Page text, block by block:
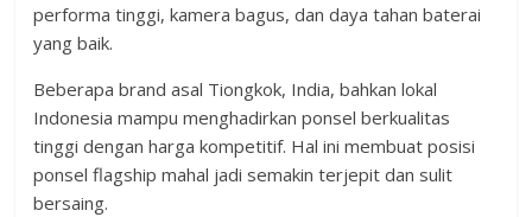
performa tinggi, kamera bagus, dan daya tahan baterai
yang baik.
Beberapa brand asal Tiongkok, India, bahkan lokal
Indonesia mampu menghadirkan ponsel berkualitas
tinggi dengan harga kompetitif. Hal ini membuat posisi
ponsel flagship mahal jadi semakin terjepit dan sulit
bersaing.